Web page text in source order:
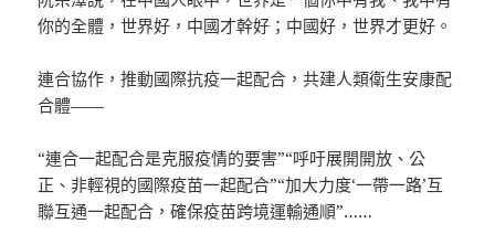
你的全體，世界好，中國才幹好；中國好，世界才更好。
連合協作，推動國際抗疫一起配合，共建人類衛生安康配
合體——
“連合一起配合是克服疫情的要害”“呼吁展開開放、公
正、非輕視的國際疫苗一起配合”“加大力度‘一帶一路’互
聯互通一起配合，確保疫苗跨境運輸通順”……